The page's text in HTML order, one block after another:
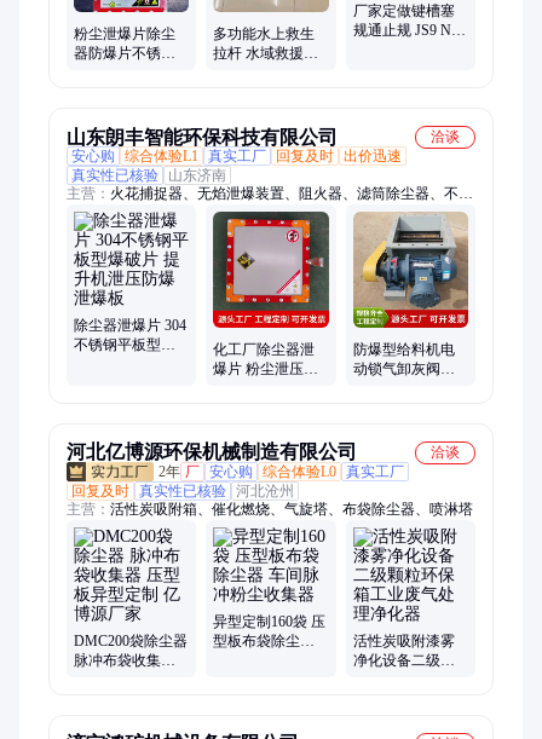
粉尘泄爆片除尘
器防爆片不锈钢
多功能水上救生
拉杆 水域救援杆
厂家定做键槽塞
规通止规 JS9 N9
山东朗丰智能环保科技有限公司
洽谈
安心购
综合体验L1 真实工厂 回复及时 出价迅速
真实性已核验
山东济南
主营： 火花捕捉器、无焰泄爆装置、阻火器、滤筒除尘器、不锈
钢脱硫塔、单向隔爆阀、烟气脱硝设备、脱硫塔、泄爆片、火花
报警器、锁气卸灰阀、火焰报警器、催化燃烧设备、火花捕集
器、泄爆口
除尘器泄爆片 304
不锈钢平板型爆
化工厂除尘器泄
爆片 粉尘泄压防
防爆型给料机电
动锁气卸灰阀除
河北亿博源环保机械制造有限公司
洽谈
2年 厂 安心购 综合体验L0 真实工厂
回复及时 真实性已核验 河北沧州
主营： 活性炭吸附箱、催化燃烧、气旋塔、布袋除尘器、喷淋塔
DMC200袋除尘器
脉冲布袋收集器
异型定制160袋 压
型板布袋除尘器
活性炭吸附漆雾
净化设备二级颗